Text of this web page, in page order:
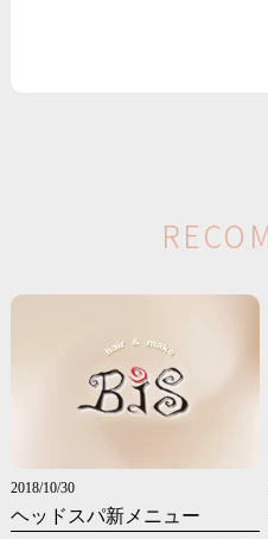
RECO
2018/10/30
ヘッドスパ新メニュー